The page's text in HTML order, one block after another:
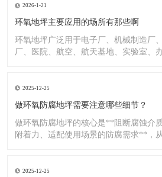
2026-1-21
环氧地坪主要应用的场所有那些啊
环氧地坪广泛用于电子厂、机械制造厂
厂、医院、航空、航天基地、实验室、
2025-12-25
做环氧防腐地坪需要注意哪些细节？
做环氧防腐地坪的核心是**阻断腐蚀介
附着力、适配使用场景的防腐需求**，
2025-12-25